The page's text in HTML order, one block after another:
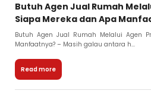
Butuh Agen Jual Rumah
Siapa Mereka dan Apa
Butuh Agen Jual Rumah Melalui Agen
Manfaatnya? – Masih galau antara h...
Read more